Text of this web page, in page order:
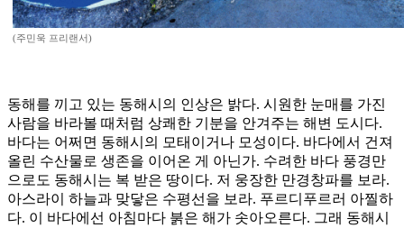
(주민욱 프리랜서)
동해를 끼고 있는 동해시의 인상은 밝다. 시원한 눈매를 가진
사람을 바라볼 때처럼 상쾌한 기분을 안겨주는 해변 도시다.
바다는 어쩌면 동해시의 모태이거나 모성이다. 바다에서 건져
올린 수산물로 생존을 이어온 게 아닌가. 수려한 바다 풍경만
으로도 동해시는 복 받은 땅이다. 저 웅장한 만경창파를 보라.
아스라이 하늘과 맞닿은 수평선을 보라. 푸르디푸르러 아찔하
다. 이 바다에선 아침마다 붉은 해가 솟아오른다. 그래 동해시